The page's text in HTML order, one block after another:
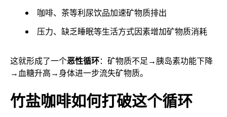
咖啡、茶等利尿饮品加速矿物质排出
压力、缺乏睡眠等生活方式因素增加矿物质消耗
这就形成了一个恶性循环：矿物质不足→胰岛素功能下降
→血糖升高→身体进一步流失矿物质。
竹盐咖啡如何打破这个循环